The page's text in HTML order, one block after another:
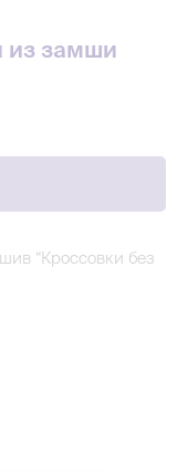
из замши
“Кроссовки без